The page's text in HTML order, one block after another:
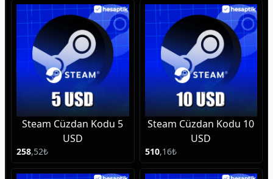
Steam Cüzdan Kodu 5
USD
258,52₺
Steam Cüzdan Kodu 10
USD
510,16₺